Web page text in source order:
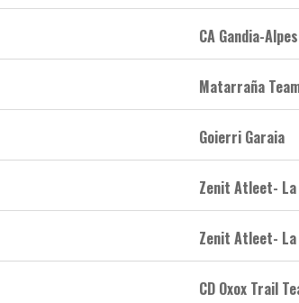
CA Gandia-
Matarraña
Goierri Garaia
Zenit Atleet-
Zenit Atleet-
CD Oxox Trail